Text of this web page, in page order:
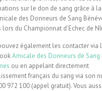
sur le don de sang grâce à
des Donneurs de Sang
lors du Championnat d’Echec de
également les contacter via
Amicale des Donneurs de
ou en appelant directement
français du sang via son
972 100 (appel gratuit). Vous